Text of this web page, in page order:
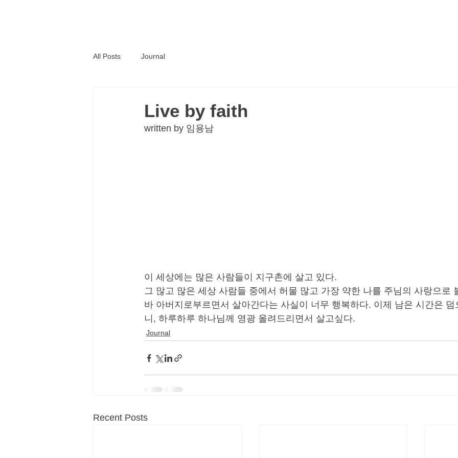
All Posts Journal
Live by faith
written by 임용남
이 세상에는 많은 사람들이 지구촌에 살고 있다.
그 많고 많은 세상 사람들 중에서 허물 많고 가장 약한 나를 주님의 사랑으로
바 아버지로부르면서 살아간다는 사실이 너무 행복하다. 이제 남은 시간은
니, 하루하루 하나님께 영광 올려드리면서 살고싶다.
Journal
Recent Posts